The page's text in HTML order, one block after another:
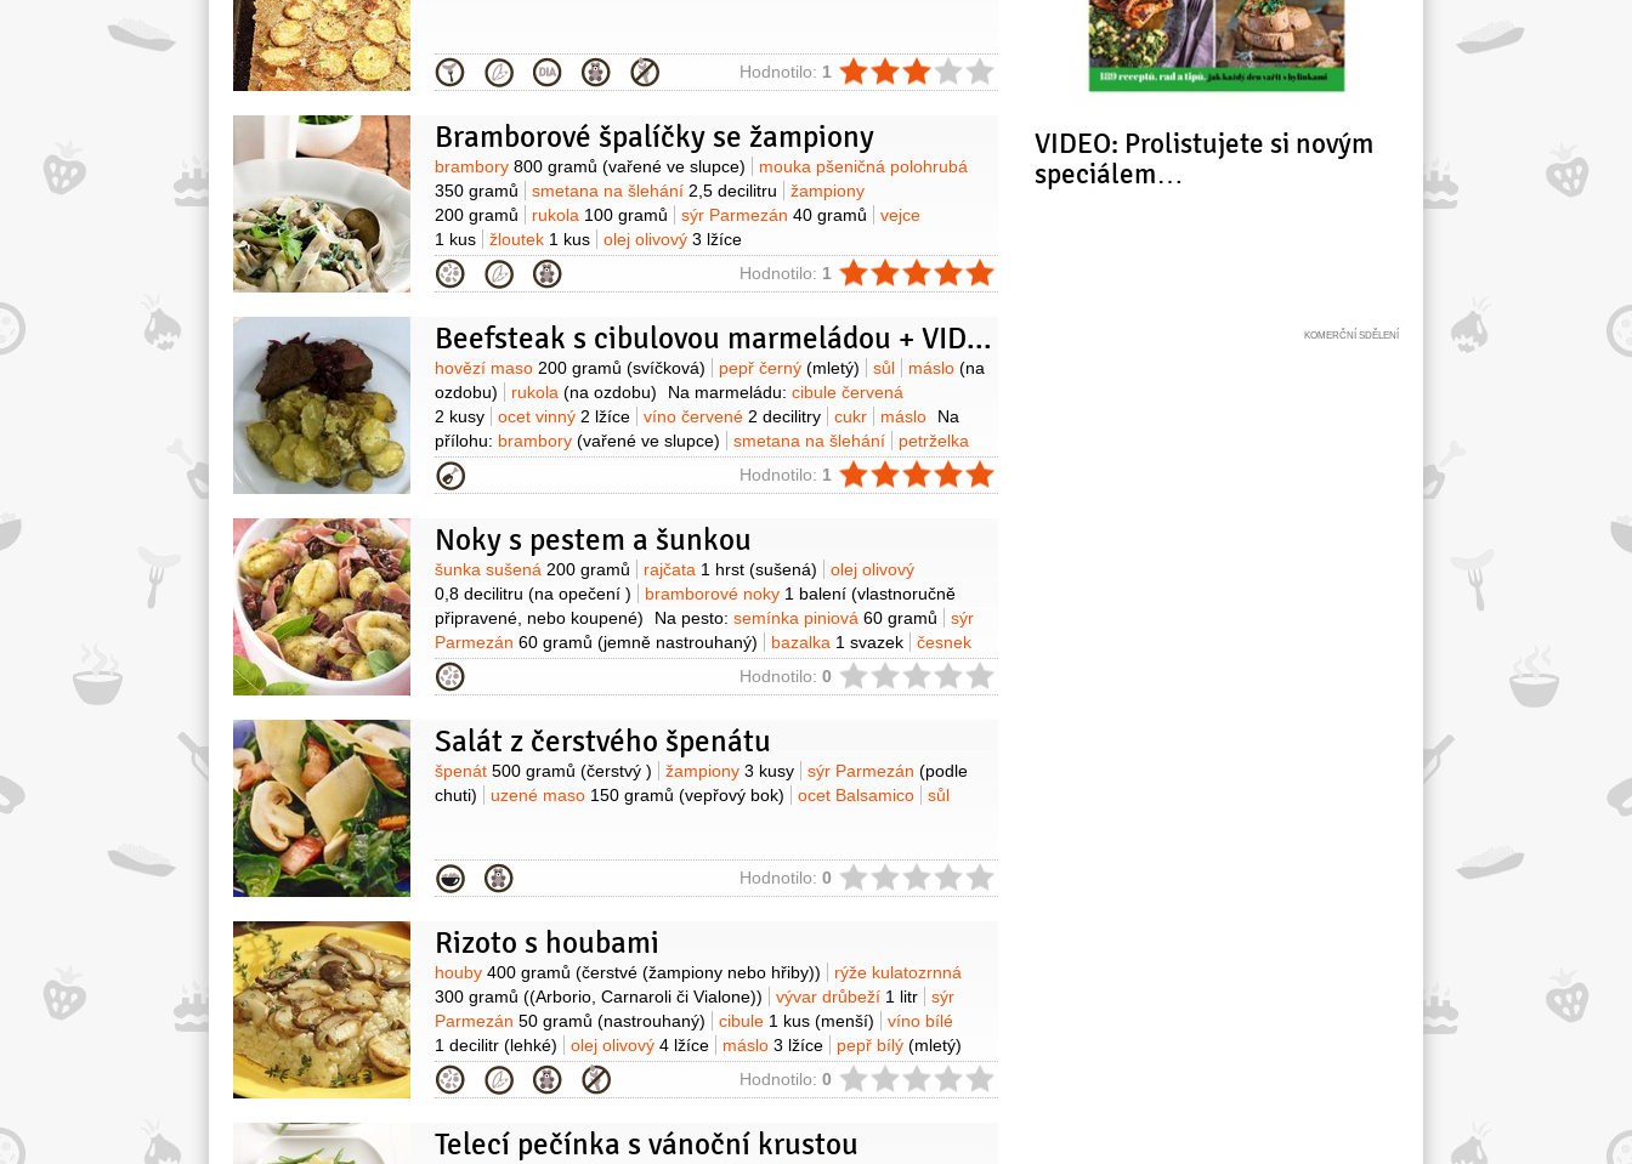
Kategorie Hodnotilo: 1
Bramborové špalíčky se žampiony
Suroviny
brambory 800 gramů (vařené ve slupce)
mouka pšeničná polohrubá
350 gramů
smetana na šlehání 2,5 decilitru
žampiony
200 gramů
rukola 100 gramů sýr Parmezán 40 gramů
vejce
1 kus
žloutek 1 kus olej olivový 3 lžíce
Kategorie Hodnotilo: 1
Beefsteak s cibulovou marmeládou + VIDEO
Suroviny
hovězí maso 200 gramů (svíčková) pepř černý (mletý) sůl máslo (na
ozdobu)
rukola (na ozdobu) Na marmeládu: cibule červená
2 kusy
ocet vinný 2 lžíce víno červené 2 decilitry cukr máslo
Na
přílohu: brambory (vařené ve slupce) smetana na šlehání
petrželka
velkolistá
Kategorie Hodnotilo: 1
Noky s pestem a šunkou
Suroviny
šunka sušená 200 gramů rajčata 1 hrst (sušená)
olej olivový
0,8 decilitru (na opečení ) bramborové noky 1 balení (vlastnoručně
připravené, nebo koupené)
Na pesto: semínka piniová 60 gramů
sýr
Parmezán 60 gramů (jemně nastrouhaný) bazalka 1 svazek
česnek
1 stroužek
(orientační množství) pepř černý1 špetka
(mletý)
Kategorie Hodnotilo: 0
Salát z čerstvého špenátu
Suroviny
špenát 500 gramů (čerstvý ) žampiony 3 kusy sýr Parmezán (podle
chuti)
uzené maso 150 gramů (vepřový bok) ocet Balsamico sůl
Kategorie Hodnotilo: 0
Rizoto s houbami
Suroviny
houby 400 gramů (čerstvé (žampiony nebo hřiby))
rýže kulatozrnná
300 gramů ((Arborio, Carnaroli či Vialone)) vývar drůbeží 1 litr
sýr
Parmezán 50 gramů (nastrouhaný) cibule 1 kus (menší)
víno bílé
1 decilitr (lehké) olej olivový 4 lžíce máslo 3 lžíce pepř bílý (mletý)
Kategorie Hodnotilo: 0
Telecí pečínka s vánoční krustou
VIDEO: Prolistujete si novým
speciálem…